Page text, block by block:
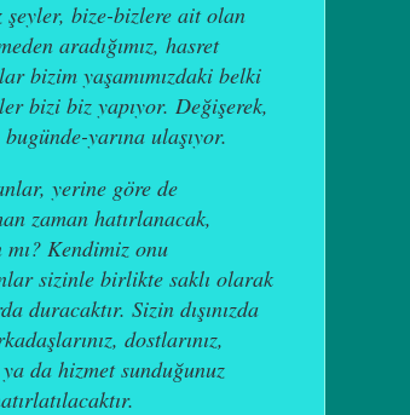
şeyler, bize-bizlere ait olan
aradığımız, hasret
bizim yaşamımızdaki belki
bizi biz yapıyor. Değişerek,
yarına ulaşıyor.
yerine göre de
zaman hatırlanacak,
Kendimiz onu
sizinle birlikte saklı olarak
duracaktır. Sizin dışınızda
dostlarınız,
da hizmet sunduğunuz